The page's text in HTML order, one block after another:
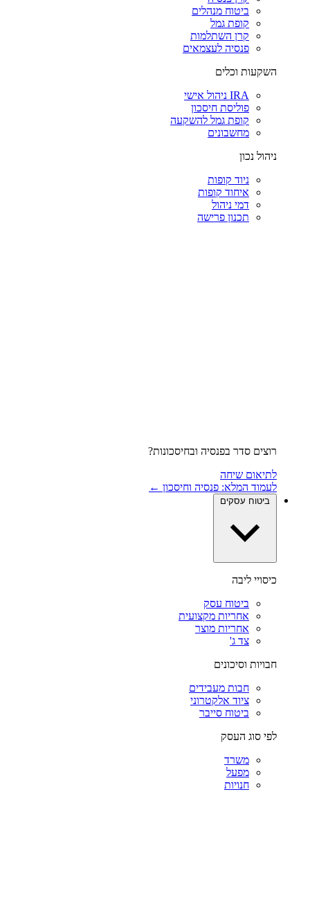
ביטוח מנהלים
קופת גמל
קרן השתלמות
פנסיה לעצמאים
השקעות וכלים
IRA ניהול אישי
פוליסת חיסכון
קופת גמל להשקעה
מחשבונים
ניהול נכון
ניוד קופות
איחוד קופות
דמי ניהול
תכנון פרישה
רוצים סדר בפנסיה ובחיסכונות?
לתיאום שיחה
לעמוד המלא: פנסיה וחיסכון ←
ביטוח עסקים
כיסויי ליבה
ביטוח עסק
אחריות מקצועית
אחריות מוצר
צד ג'
חבויות וסיכונים
חבות מעבידים
ציוד אלקטרוני
ביטוח סייבר
לפי סוג העסק
משרד
מפעל
חנויות